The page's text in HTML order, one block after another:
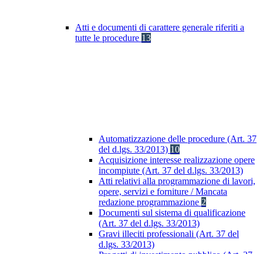
Atti e documenti di carattere generale riferiti a
tutte le procedure 13
Automatizzazione delle procedure (Art. 37
del d.lgs. 33/2013) 10
Acquisizione interesse realizzazione opere
incompiute (Art. 37 del d.lgs. 33/2013)
Atti relativi alla programmazione di lavori,
opere, servizi e forniture / Mancata
redazione programmazione 2
Documenti sul sistema di qualificazione
(Art. 37 del d.lgs. 33/2013)
Gravi illeciti professionali (Art. 37 del
d.lgs. 33/2013)